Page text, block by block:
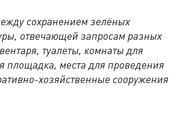
сохранением зелёных
отвечающей запросам разных
туалеты, комнаты для
площадка, места для проведения
хозяйственные сооружения